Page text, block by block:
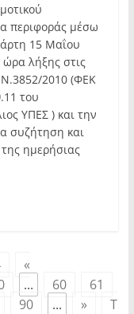
περιφοράς μέσω
15 Μαΐου
λήξης στις
2010 (ΦΕΚ
του
ΥΠΕΣ ) και την
συζήτηση και
ημερήσιας
«
... 60
61
90 ... »
Τ